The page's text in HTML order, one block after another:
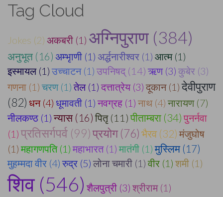
Tag Cloud
Jokes (2) अकबरी (1) अग्निपुराण (384)
अनुभूत (16) अम्भृाणी (1) अर्द्धनारीश्वर (1) आत्म (1)
इस्मायल (1) उच्चाटन (1) उपनिषद् (14) ऋण (3) कुबेर (3)
गणना (1) चरण (1) तेल (1) दत्तात्रेय (3) दूकान (1) देवीपुराण
(82) धन (4) धूमावती (1) नवग्रह (1) नाथ (4) नारायण (7)
नीलकण्ठ (1) न्यास (16) पितृ (11) पीताम्बरा (34) पुनर्नवा
(1) प्रतिसर्गपर्व (99)प्रयोग (76)भैरव (32) मंजुघोष
(1) महागणपति (1) महाभारत (1) मातंगी (1) मुस्लिम (17)
मुहम्मदा वीर (4) रुद्र (5) लोना चमारी (1) वीर (1) शमी (1)
शिव (546) शैलपुत्री (3) श्रीराम (1)